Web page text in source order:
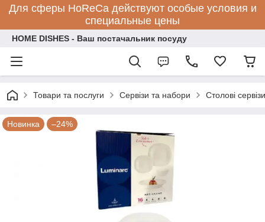
Для сферы HoReCa действуют особые условия и
специальные цены
HOME DISHES - Ваш постачальник посуду
Товари та послуги Сервізи та набори Столові сервізи
Новинка –24%